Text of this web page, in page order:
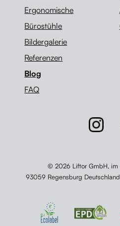
Ergonomische
Bürostühle
Bildergalerie
Referenzen
Blog
FAQ
© 2026 Liftor GmbH, im
93059 Regensburg